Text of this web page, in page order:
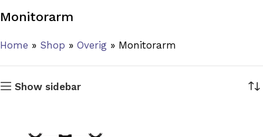
Monitorarm
Home » Shop » Overig » Monitorarm
Show sidebar